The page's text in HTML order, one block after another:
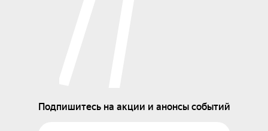
Подпишитесь на акции и анонсы событий